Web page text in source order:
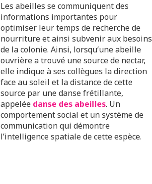
Les abeilles se communiquent des
informations importantes pour
optimiser leur temps de recherche de
nourriture et ainsi subvenir aux besoins
de la colonie. Ainsi, lorsqu’une abeille
ouvrière a trouvé une source de nectar,
elle indique à ses collègues la direction
face au soleil et la distance de cette
source par une danse frétillante,
appelée danse des abeilles. Un
comportement social et un système de
communication qui démontre
l’intelligence spatiale de cette espèce.